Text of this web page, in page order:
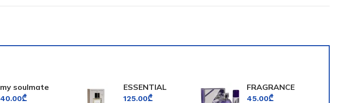
my soulmate
fragrance world
40.00₾
ESSENTIAL
PARFUMS BOIS
125.00₾
FRAGRANCE
WORLD ECLAT
45.00₾